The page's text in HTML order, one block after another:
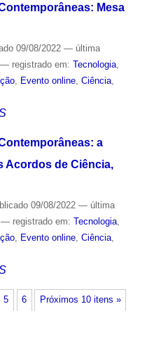
Mesa
09/08/2022 — última
— registrado em: Tecnologia,
, Evento online, Ciência,
a
Acordos de Ciência,
09/08/2022 — última
— registrado em: Tecnologia,
, Evento online, Ciência,
Próximos 10 itens »
5 6